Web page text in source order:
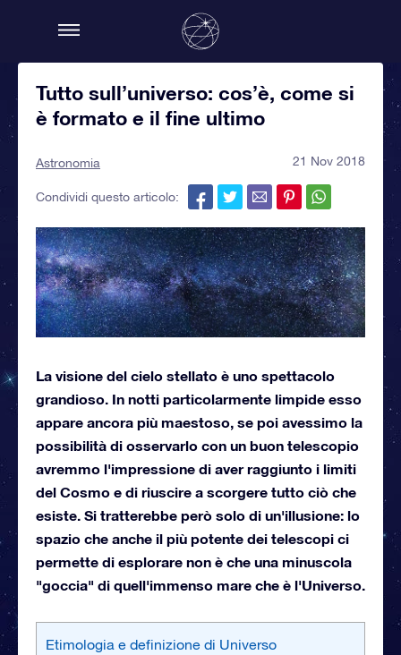
Tutto sull’universo: cos’è, come si
è formato e il fine ultimo
Astronomia 21 Nov 2018
Condividi questo articolo:
La visione del cielo stellato è uno spettacolo
grandioso. In notti particolarmente limpide esso
appare ancora più maestoso, se poi avessimo la
possibilità di osservarlo con un buon telescopio
avremmo l'impressione di aver raggiunto i limiti
del Cosmo e di riuscire a scorgere tutto ciò che
esiste. Si tratterebbe però solo di un'illusione: lo
spazio che anche il più potente dei telescopi ci
permette di esplorare non è che una minuscola
"goccia" di quell'immenso mare che è l'Universo.
Etimologia e definizione di Universo